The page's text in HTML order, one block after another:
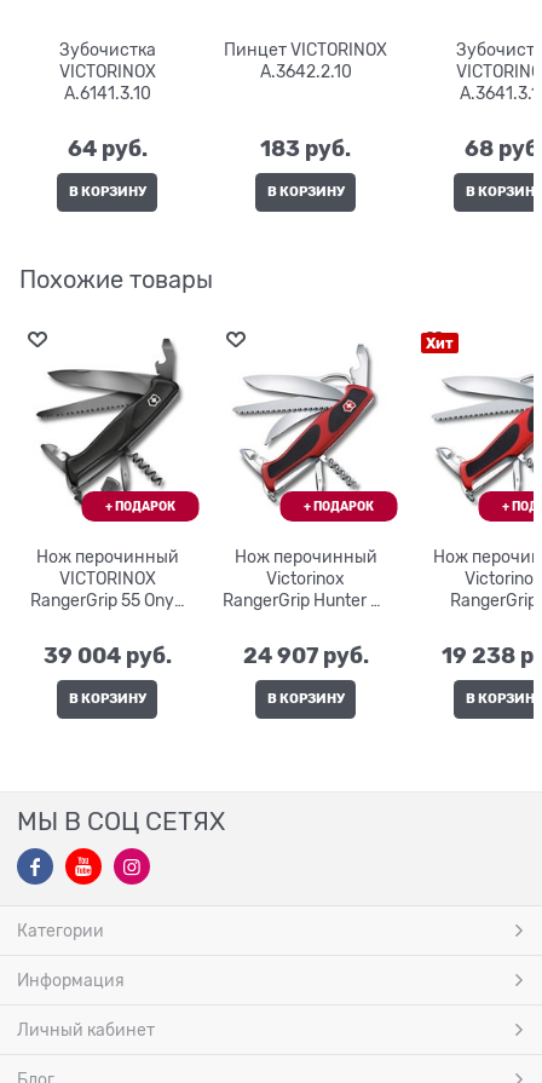
Зубочистка
VICTORINOX
A.6141.3.10
64 руб.
В КОРЗИНУ
Пинцет VICTORINOX
A.3642.2.10
183 руб.
В КОРЗИНУ
68
В КОРЗИНУ
Похожие товары
Нож перочинный
VICTORINOX
RangerGrip 55 Onyx
39 004 руб.
В КОРЗИНУ
Нож перочинный
Victorinox
RangerGrip Hunter 57
24 907 руб.
В КОРЗИНУ
Хит
Нож
RangerGrip
19 238
В КОРЗИНУ
МЫ В СОЦ СЕТЯХ
Категории
Информация
Личный кабинет